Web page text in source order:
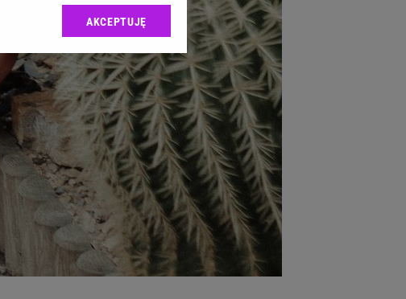
Gazeta.pl sp. z o.o., jej
danych poprzez
Zmiana ustawień
celach:
do celów identyfikacji.
treści, pomiar reklam i treści,
AKCEPTUJĘ